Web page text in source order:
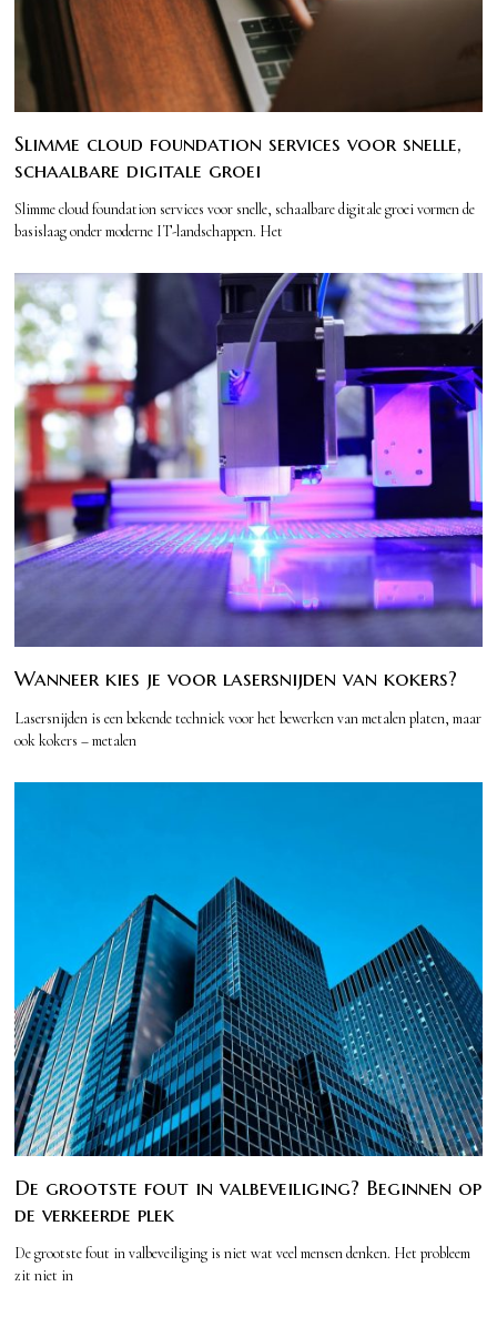
Slimme cloud foundation services voor snelle,
schaalbare digitale groei
Slimme cloud foundation services voor snelle, schaalbare digitale groei vormen de
basislaag onder moderne IT-landschappen. Het
Wanneer kies je voor lasersnijden van kokers?
Lasersnijden is een bekende techniek voor het bewerken van metalen platen, maar
ook kokers – metalen
De grootste fout in valbeveiliging? Beginnen op
de verkeerde plek
De grootste fout in valbeveiliging is niet wat veel mensen denken. Het probleem
zit niet in